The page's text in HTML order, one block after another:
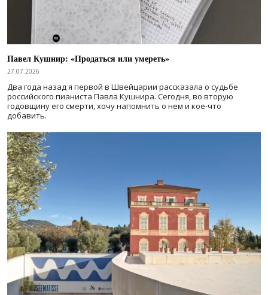
Павел Кушнир: «Продаться или умереть»
27.07.2026
Два года назад я первой в Швейцарии рассказала о судьбе
российского пианиста Павла Кушнира. Сегодня, во вторую
годовщину его смерти, хочу напомнить о нем и кое-что
добавить.